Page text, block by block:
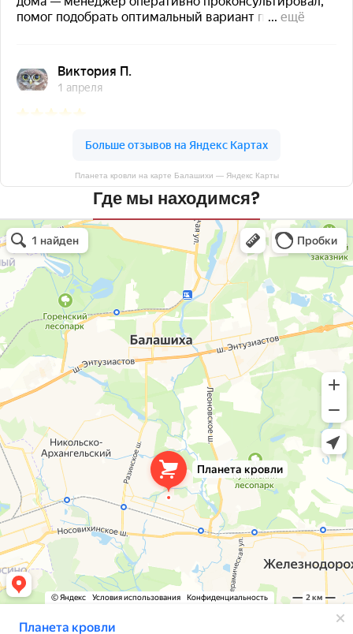
Планета кровли на карте Балашихи — Яндекс Карты
Где мы находимся?
Планета кровли
Кровля и кровельные материалы в Балашихе
Окна в Балашихе